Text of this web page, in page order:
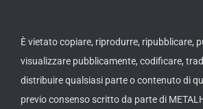
È vietato copiare, riprodurre, ripubblicare,
visualizzare pubblicamente, codificare,
distribuire qualsiasi parte o contenuto di
previo consenso scritto da parte di